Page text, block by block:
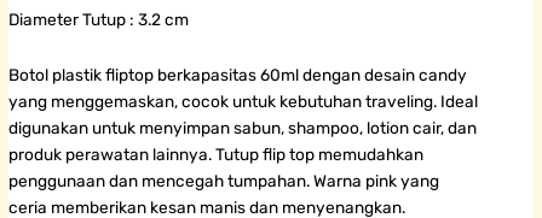
Diameter Tutup : 3.2 cm
Botol plastik fliptop berkapasitas 60ml dengan desain candy
yang menggemaskan, cocok untuk kebutuhan traveling. Ideal
digunakan untuk menyimpan sabun, shampoo, lotion cair, dan
produk perawatan lainnya. Tutup flip top memudahkan
penggunaan dan mencegah tumpahan. Warna pink yang
ceria memberikan kesan manis dan menyenangkan.